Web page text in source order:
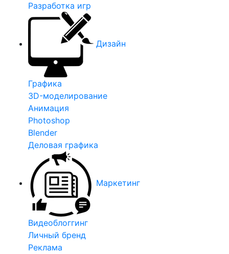
Разработка игр
Дизайн
Графика
3D-моделирование
Анимация
Photoshop
Blender
Деловая графика
Маркетинг
Видеоблоггинг
Личный бренд
Реклама